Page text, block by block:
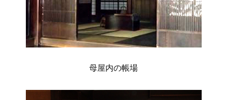
母屋内の帳場